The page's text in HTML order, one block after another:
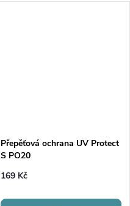
Přepěťová ochrana UV Protect
S PO20
169 Kč